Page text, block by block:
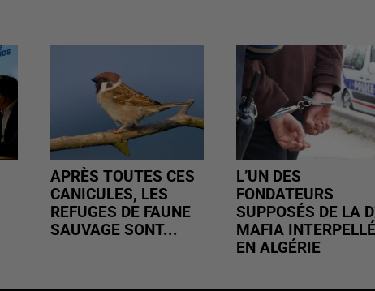
APRÈS TOUTES CES
CANICULES, LES
REFUGES DE FAUNE
SAUVAGE SONT...
L’UN DES
FONDATEURS
SUPPOSÉS DE LA
MAFIA INTERPELLÉ
EN ALGÉRIE